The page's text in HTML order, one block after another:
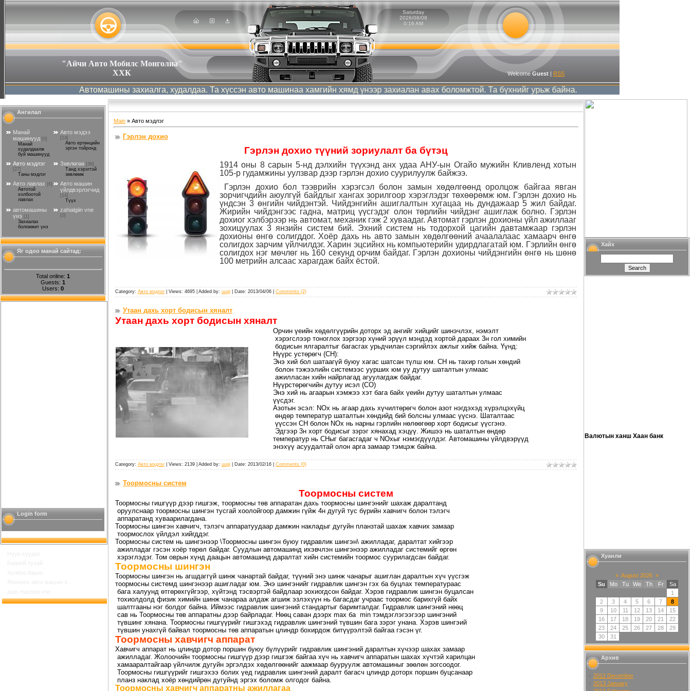
"Айчи Авто Мобилс Монголиа"
ХХК
Saturday
2026/08/08
0:16 AM
Welcome Guest | RSS
Автомашины захиалга, худалдаа. Та хүссэн авто машинаа хамгийн хямд үнээр захиалан авах боломжтой. Та бүхнийг урьж байна.
Ангилал
Манай
машинууд [0]
Манай
худалдаалж
буй машинууд
Авто мэдээ
[14]
Авто ертөнцийн
эргэн тойронд
Авто мэдлэг
[27]
Таны мэдлэг
Зөвлөгөө
[36]
Танд хэрэгтэй
зөвлөмж
Авто лавлах
[6]
Автотой
холбоотой
лавлах
Авто машин
үйлдвэрлэгчид
[14]
Түүх
автомашины
үнэ
[1]
Захиалах
боломжит үнэ
zahialgiin vne
[0]
Яг одоо манай сайтад:
Total online: 1
Guests: 1
Users: 0
Login form
Нүүр хуудас
Бидний тухай
Холбоо барих
Японоос авто машин з...
auto mashinii vne
Main » Авто мэдлэг
Гэрлэн дохио
Гэрлэн дохио түүний зориулалт ба бүтэц
1914 оны 8 сарын 5-нд дэлхийн түүхэнд анх удаа АНУ-ын Огайо мужийн Кливленд хотын
105-р гудамжины уулзвар дээр гэрлэн дохио суурилуулж байжээ.
Гэрлэн дохио бол тээврийн хэрэгсэл болон замын хөдөлгөөнд оролцож байгаа явган
зорчигчдийн аюулгүй байдлыг хангах зорилгоор хэрэглэдэг төхөөрөмж юм. Гэрлэн дохио нь
үндсэн 3 өнгийн чийдэнтэй. Чийдэнгийн ашиглалтын хугацаа нь дундажаар 5 жил байдаг.
Жирийн чийдэнгээс гадна, матриц үүсгэдэг олон төрлийн чийдэнг ашиглаж болно. Гэрлэн
дохиог хэлбэрээр нь автомат, механик гэж 2 хуваадаг. Автомат гэрлэн дохионы үйл ажиллааг
зохицуулах 3 янзийн систем бий. Эхний систем нь тодорхой цагийн давтамжаар гэрлэн
дохионы өнгө солигддог. Хоёр дахь нь авто замын хөдөлгөөний ачаалалаас хамаарч өнгө
солигдох зарчим үйлчилдэг. Харин эцсийнх нь компьютерийн удирдлагатай юм. Гэрлийн өнгө
солигдох нэг мөчлөг нь 160 секунд орчим байдаг. Гэрлэн дохионы чийдэнгийн өнгө нь шөнө
100 метрийн алсаас харагдаж байх ёстой.
Category: Авто мэдлэг | Views: 4695 | Added by: uugi | Date: 2013/04/06 Comments (2)
Утаан дахь хорт бодисын хяналт
Утаан дахь хорт бодисын хяналт
Орчин үеийн хөдөлгүүрийн доторх эд ангийг хийцийг шинэчлэх, нэмэлт
хэрэгслээр тоноглох зэргээр хүний эрүүл мэндэд хортой дараах 3н гол химийн
бодисын ялгаралтыг багасгах урьдчилан сэргийлэх ажлыг хийж байна. Үүнд:
Нүүрс устөрөгч (CH):
Энэ хий бол шатаагүй буюу хагас шатсан түлш юм. СН нь тахир голын хөндий
болон тэжээлийн системээс уурших юм уу дутуу шаталтын улмаас
ажилласан хийн найрлагад агуулагдаж байдаг.
Нүүрстөрөгчийн дутуу исэл (СО)
Энэ хий нь агаарын хэмжээ хэт бага байх үеийн дутуу шаталтын улмаас
үүсдэг.
Азотын эсэл: NOx нь агаар дахь хүчилтөрөгч болон азот нэгдэхэд хүрэлцэхүйц
өндөр температур шаталтын хөндийд бий болсны улмаас үүснэ. Шаталтаас
үүссэн СН болон NOx нь нарны гэрлийн нөлөөгөөр хорт бодисыг үүсгэнэ.
Эдгээр 3н хорт бодисыг зэрэг хянахад хэцүү. Жишээ нь шаталтын өндөр
температур нь СНыг багасгадаг ч NOxыг нэмэгдүүлдэг. Автомашины үйлдвэрүүд
энэхүү асуудалтай олон арга замаар тэмцэж байна.
Category: Авто мэдлэг | Views: 2139 | Added by: uugi | Date: 2013/02/16 Comments (0)
Тоормосны систем
Тоормосны систем
Тоормосны гишгүүр дээр гишгэж, тоормосны төв аппаратан дахь тоормосны шингэнийг шахаж даралтанд
оруулснаар тоормосны шингэн тусгай хоолойгоор дамжин гүйж 4н дугуй тус бүрийн хавчигч болон тэлэгч
аппаратанд хуваарилагдана.
Тоормосны шингэн хавчигч, тэлэгч аппаратуудаар дамжин накладыг дугуйн планзтай шахаж хавчих замаар
тоормослох үйлдэл хийгддэг.
Тоормосны систем нь шингэнээр \Тоормосны шингэн буюу гидравлик шингэн\ ажилладаг, даралтат хийгээр
ажилладаг гэсэн хоёр төрөл байдаг. Суудлын автомашинд ихэвчлэн шингэнээр ажилладаг системийг өргөн
хэрэглэдэг. Том оврын хүнд даацын автомашинд даралтат хийн системийн тоормос суурилагдсан байдаг.
Тоормосны шингэн
Тоормосны шингэн нь агшдаггүй шинж чанартай байдаг, түүний энэ шинж чанарыг ашиглан даралтын хүч үүсгэж
тоормосны системд шингэнээр ашигладаг юм. Энэ шингэнийг гидравлик шингэн гэх ба буцлах температураас
бага халуунд өтгөрөхгүйгээр, хүйтэнд тэсвэртэй байдлаар зохиогдсон байдаг. Хэрэв гидравлик шингэн буцалсан
тохиолдолд физик химийн шинж чанараа алдаж агшиж эзлэхүүн нь багасдаг учраас тоормос барихгүй байх
шалтгааны нэг болдог байна. Иймээс гидравлик шингэний стандартыг баримталдаг. Гидравлик шингэний нөөц
сав нь Тоормосны төв аппаратны дээр байрладаг. Нөөц саван дээрх max ба min тэмдэглэгээгээр шингэний
түвшинг хянана. Тоормосны гишгүүрийг гишгэхэд гидравлик шингэний түвшин бага зэрэг унана. Хэрэв шингэий
түвшин унахгүй байвал тоормосны төв аппаратын цлиндр бохирдож битүүрэлтэй байгаа гэсэн үг.
Тоормосны хавчигч аппарат
Хавчигч аппарат нь цлиндр дотор поршин буюу бүлүүрийг гидравлик шингэний даралтын хүчээр шахах замаар
ажилладаг. Жолоочийн тоормосны гишгүүр дээр гишгэж байгаа хүч нь хавчигч аппаратын шахах хүчтэй харилцан
хамааралтайгаар үйлчилж дугуйн эргэлдэх хөдөлгөөнийг аажмаар бууруулж автомашиныг зөөлөн зогсоодог.
Тоормосны гишгүүрийг гишгэхээ болих үед гидравлик шингэний даралт багасч цлиндр доторх поршин буцсанаар
планз наклад хоёр хөндийрөн дугуйнд эргэх боломж олгодог байна.
Тоормосны хавчигч аппаратны ажиллагаа
Хайх
Валютын ханш Хаан банк
Хуанли
« August 2026 »
Su
Mo Tu We Th Fr
Sa
1
2
3 4 5 6 7
8
9
10 11 12 13 14
15
16
17 18 19 20 21
22
23
24 25 26 27 28
29
30
31
Архив
2012 December
2013 January